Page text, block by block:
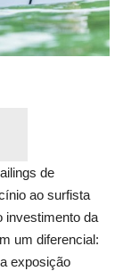
de
ao surfista
investimento da
um diferencial:
exposição